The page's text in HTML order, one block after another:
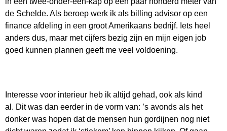
de Schelde. Als beroep werk ik als billing advisor op een
finance afdeling in een groot Amerikaans bedrijf. Iets heel
anders dus, maar met cijfers bezig zijn en mijn eigen job
goed kunnen plannen geeft me veel voldoening.
Interesse voor interieur heb ik altijd gehad, ook als kind
al. Dit was dan eerder in de vorm van: ’s avonds als het
donker was hopen dat de mensen hun gordijnen nog niet